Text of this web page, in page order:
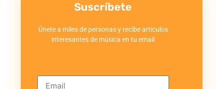
Suscríbete
Únete a miles de personas y recibe articulos
interesantes de música en tu email